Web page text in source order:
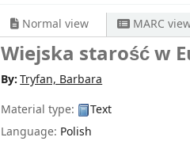
Normal view MARC
Wiejska starość w
By:Tryfan, Barbara
Material type:
Text
Language: Polish